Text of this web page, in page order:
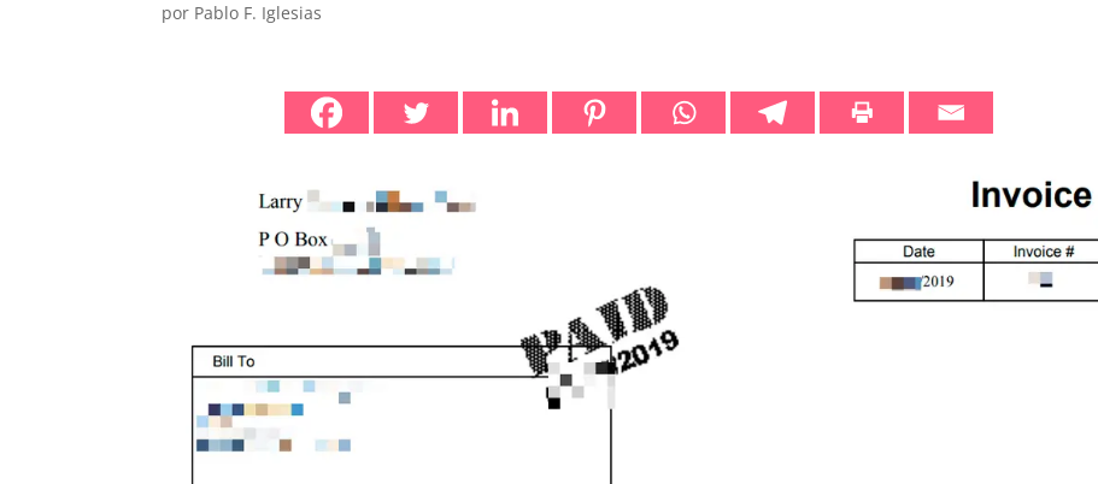
por Pablo F. Iglesias